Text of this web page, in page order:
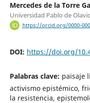
Mercedes de la Torre
Universidad Pablo de
https://orcid.org/0000-
DOI: https://doi.org/
Palabras clave: paisaje
activismo epistémico,
la resistencia,